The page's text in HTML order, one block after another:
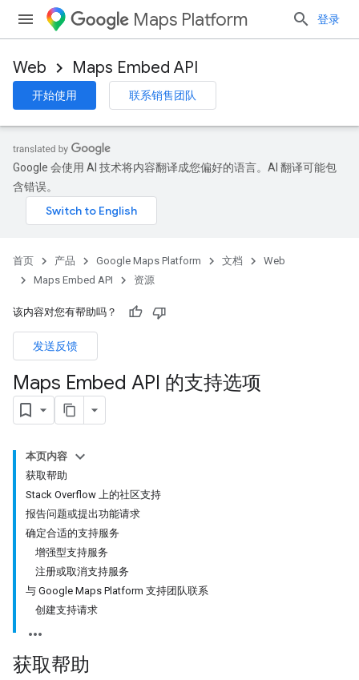
Maps Platform 登录
Web Maps Embed API
开始使用 联系销售团队
Google 会使用 AI 技术将内容翻译成您偏好的语言。AI 翻译可能包
含错误。
首页 产品 Google Maps Platform 文档
Web
Maps Embed API
资源
该内容对您有帮助吗？
发送反馈
Maps Embed API 的支持选项
本页内容
获取帮助
Stack Overflow 上的社区支持
报告问题或提出功能请求
确定合适的支持服务
增强型支持服务
注册或取消支持服务
与 Google Maps Platform 支持团队联系
创建支持请求
获取帮助